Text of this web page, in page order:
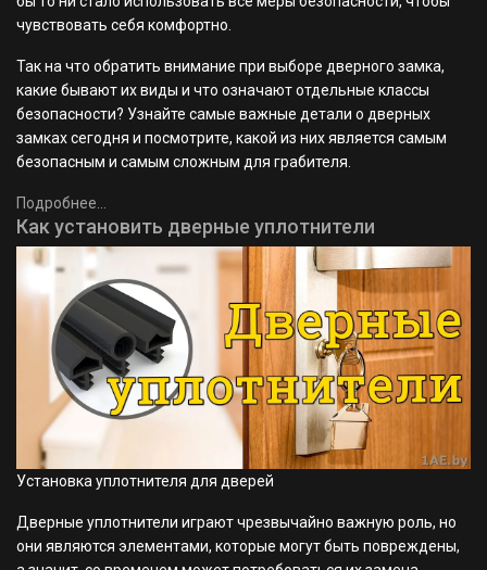
чувствовать себя комфортно.
Так на что обратить внимание при выборе дверного замка,
какие бывают их виды и что означают отдельные классы
безопасности? Узнайте самые важные детали о дверных
замках сегодня и посмотрите, какой из них является самым
безопасным и самым сложным для грабителя.
Подробнее...
Как установить дверные уплотнители
Установка уплотнителя для дверей
Дверные уплотнители играют чрезвычайно важную роль, но
они являются элементами, которые могут быть повреждены,